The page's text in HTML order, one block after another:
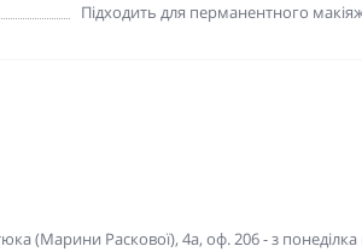
Підходить для перманентного
(Марини Раскової), 4а, оф. 206 - з